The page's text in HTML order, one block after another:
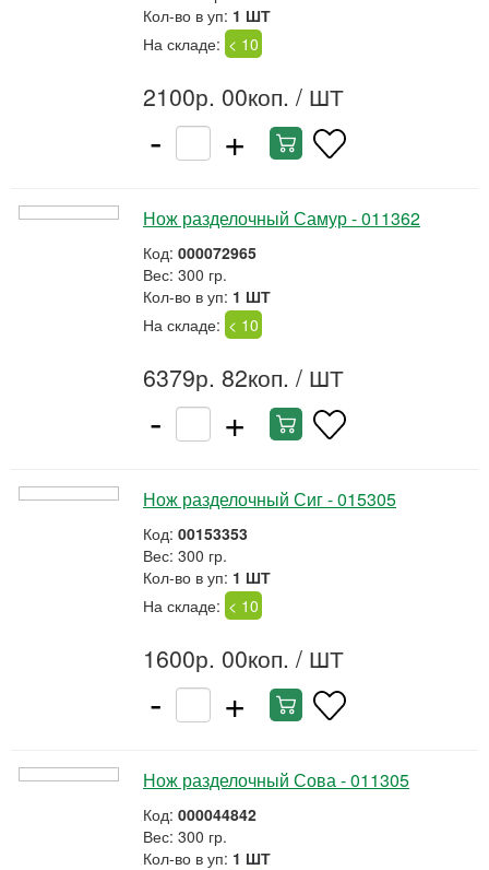
Кол-во в уп: 1 ШТ
На складе: < 10
2100р. 00коп. / ШТ
- +
Нож разделочный Самур - 011362
Код: 000072965
Вес: 300 гр.
Кол-во в уп: 1 ШТ
На складе: < 10
6379р. 82коп. / ШТ
- +
Нож разделочный Сиг - 015305
Код: 00153353
Вес: 300 гр.
Кол-во в уп: 1 ШТ
На складе: < 10
1600р. 00коп. / ШТ
- +
Нож разделочный Сова - 011305
Код: 000044842
Вес: 300 гр.
Кол-во в уп: 1 ШТ